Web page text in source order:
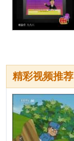
精彩视频推荐